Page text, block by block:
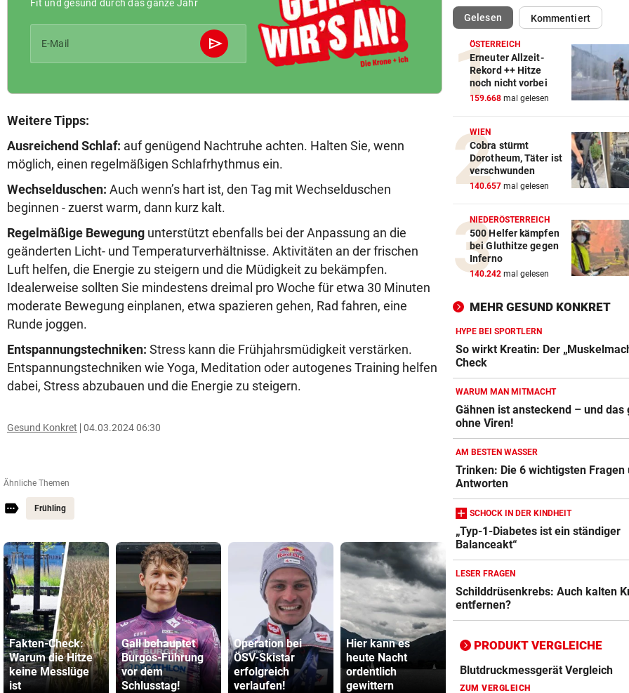
Fit und gesund durch das ganze Jahr
E-Mail send
Abschicken
Weitere Tipps:
Ausreichend Schlaf: auf genügend Nachtruhe achten. Halten Sie, wenn
möglich, einen regelmäßigen Schlafrhythmus ein.
Wechselduschen: Auch wenn’s hart ist, den Tag mit Wechselduschen
beginnen - zuerst warm, dann kurz kalt.
Regelmäßige Bewegung unterstützt ebenfalls bei der Anpassung an die
geänderten Licht- und Temperaturverhältnisse. Aktivitäten an der frischen
Luft helfen, die Energie zu steigern und die Müdigkeit zu bekämpfen.
Idealerweise sollten Sie mindestens dreimal pro Woche für etwa 30 Minuten
moderate Bewegung einplanen, etwa spazieren gehen, Rad fahren, eine
Runde joggen.
Entspannungstechniken: Stress kann die Frühjahrsmüdigkeit verstärken.
Entspannungstechniken wie Yoga, Meditation oder autogenes Training helfen
dabei, Stress abzubauen und die Energie zu steigern.
Gesund Konkret 04.03.2024 06:30
Ähnliche Themen
Frühling
Fakten-Check:
Warum die Hitze
keine Messlüge
ist
Gall behauptet
Burgos-Führung
vor dem
Schlusstag!
Operation bei
ÖSV-Skistar
erfolgreich
verlaufen!
Hier kann es
heute Nacht
ordentlich
gewittern
Spanische Polizei
Schleppernetzwer
k
Mütter-
gegen
TROTZ ENTSCHULDIGUNG
Sager wirkt nach: Mütter-
Aufstand gegen Kanzler
SCHLÜSSEL IM PKW vor
Dreijähriger Bub wurde aus
heißem Auto gerettet
„BACKROOMS“ vor
Regiestar: „Jeder will von
Erfolgsrezept“
BEI WOLFURTTROPHY
Lokalmatadorin und Tirol-
Youngster mit Sensation
IN PARIS VERHAFTET vor
Kokain im Koffer
EU-MANDATAR ZU CEUTA: vor
„Etwas wie 2015 wird Europa
mehr passieren!“
WETTER IN ÖSTERREICH vor 3
Hier kann es heute Nacht
ordentlich gewittern
Gelesen(ausgewählt)Kommentiert
ÖSTERREICH
Erneuter Allzeit-
Rekord ++ Hitze
noch nicht vorbei
159.668 mal gelesen
WIEN
Cobra stürmt
Dorotheum, Täter ist
verschwunden
140.657 mal gelesen
NIEDERÖSTERREICH
500 Helfer kämpfen
bei Gluthitze gegen
Inferno
140.242 mal gelesen
MEHR GESUND KONKRET
HYPE BEI SPORTLERN
So wirkt Kreatin: Der
Check
WARUM MAN MITMACHT
Gähnen ist ansteckend – und das
ohne Viren!
AM BESTEN WASSER
Trinken: Die 6 wichtigsten Fragen
Antworten
SCHOCK IN DER KINDHEIT
„Typ-1-Diabetes ist ein ständiger
Balanceakt“
LESER FRAGEN
Schilddrüsenkrebs: Auch kalten
entfernen?
PRODUKT VERGLEICHE
Blutdruckmessgerät Vergleich
ZUM VERGLEICH
Duschkopf Vergleich
ZUM VERGLEICH
Elektrische Zahnbürste Vergleich
Epilierer Vergleich